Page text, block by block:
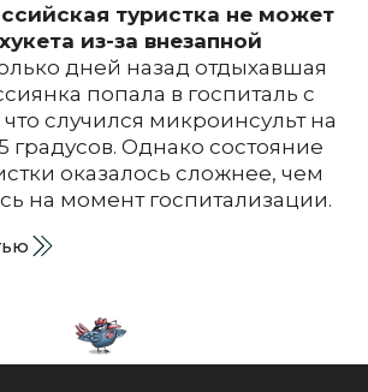
туристка не может
из-за внезапной
дней назад отдыхавшая
попала в госпиталь с
случился микроинсульт на
градусов. Однако состояние
оказалось сложнее, чем
на момент госпитализации.